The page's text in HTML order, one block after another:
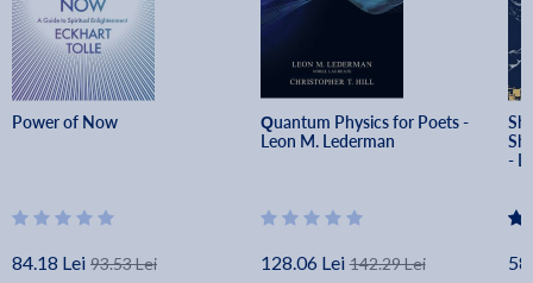
Power of Now
84.18 Lei 93.53 Lei
Quantum Physics for Poets -
Leon M. Lederman
128.06 Lei 142.29 Lei
-